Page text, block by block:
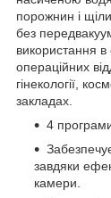
порожнин і
без
використання в
операційних
гінекології,
закладах.
4 програми
завдяки
камери.